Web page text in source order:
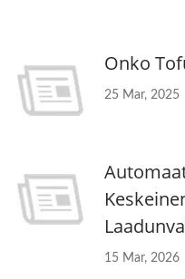
Onko
25 Mar, 2025
15 Mar, 2026